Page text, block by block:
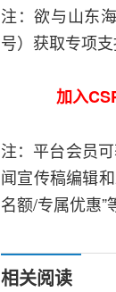
注：欲与山东
号）获取专项支
加入
注：平台会员
闻宣传稿编辑
名额/专属优惠”
相关阅读